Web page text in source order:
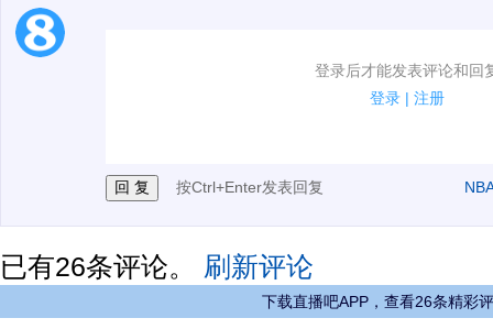
登录后才能发表评论和回
登录 | 注册
1.电脑端新用户可以发表评论了！
按Ctrl+Enter发表回复
已有26条评论。 刷新评论
下载直播吧APP，查看26条精彩